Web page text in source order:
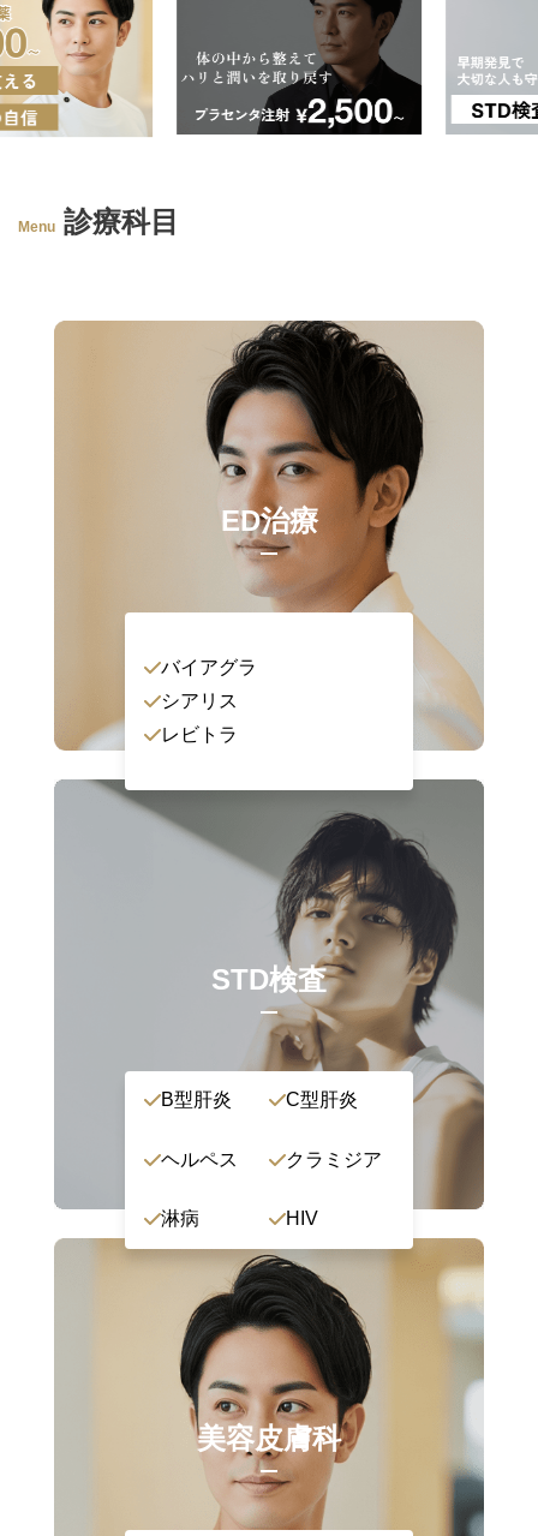
Menu 診療科目
ED治療
バイアグラ
シアリス
レビトラ
STD検査
B型肝炎 C型肝炎
ヘルペス クラミジア
淋病 HIV
美容皮膚科